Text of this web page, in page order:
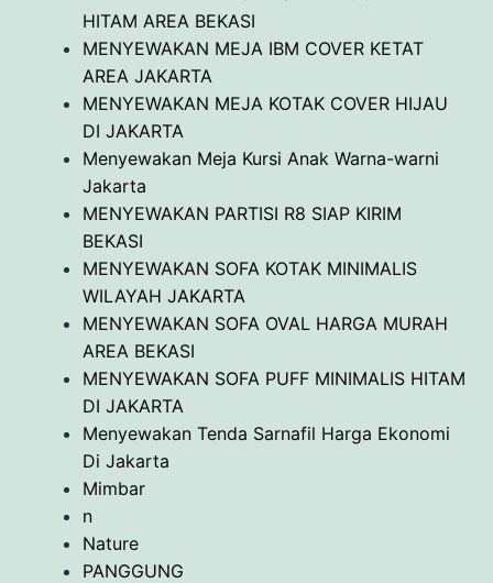
HITAM AREA BEKASI
MENYEWAKAN MEJA IBM COVER KETAT
AREA JAKARTA
MENYEWAKAN MEJA KOTAK COVER HIJAU
DI JAKARTA
Menyewakan Meja Kursi Anak Warna-warni
Jakarta
MENYEWAKAN PARTISI R8 SIAP KIRIM
BEKASI
MENYEWAKAN SOFA KOTAK MINIMALIS
WILAYAH JAKARTA
MENYEWAKAN SOFA OVAL HARGA MURAH
AREA BEKASI
MENYEWAKAN SOFA PUFF MINIMALIS HITAM
DI JAKARTA
Menyewakan Tenda Sarnafil Harga Ekonomi
Di Jakarta
Mimbar
n
Nature
PANGGUNG